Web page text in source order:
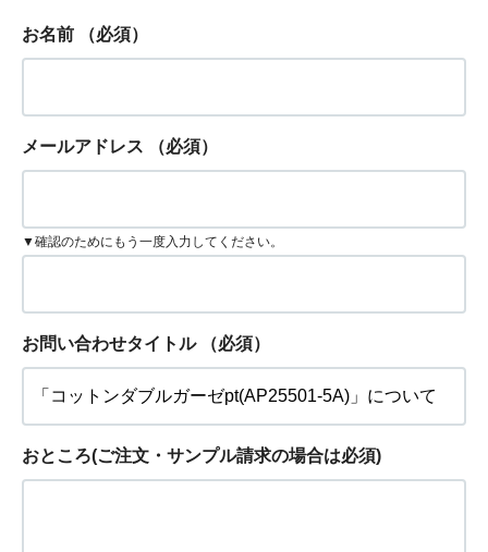
お名前 （必須）
メールアドレス （必須）
▼確認のためにもう一度入力してください。
お問い合わせタイトル （必須）
おところ(ご注文・サンプル請求の場合は必須)